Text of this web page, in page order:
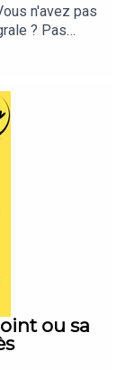
n'avez pas
? Pas
est là !!!En
est résumé
sur la
c'est gratuit et
mes
ici
ou sa